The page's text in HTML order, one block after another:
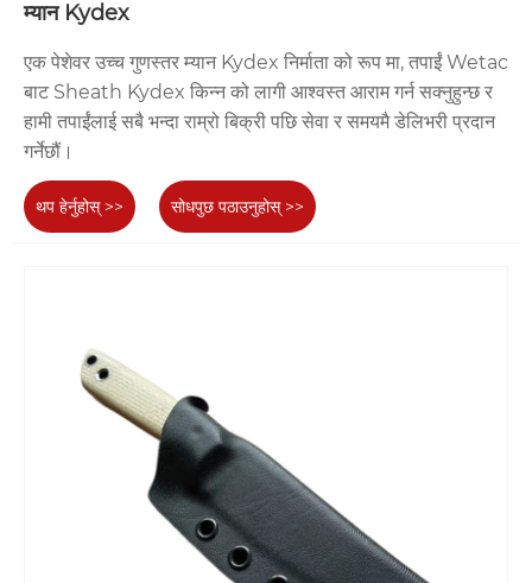
म्यान Kydex
एक पेशेवर उच्च गुणस्तर म्यान Kydex निर्माता को रूप मा, तपाईं Wetac
बाट Sheath Kydex किन्न को लागी आश्वस्त आराम गर्न सक्नुहुन्छ र
हामी तपाईंलाई सबै भन्दा राम्रो बिक्री पछि सेवा र समयमै डेलिभरी प्रदान
गर्नेछौं।
थप हेर्नुहोस् >> सोधपुछ पठाउनुहोस् >>